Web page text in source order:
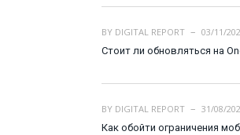
BY DIGITAL REPORT
03/11/
Стоит ли обновляться на
BY DIGITAL REPORT
31/08/
Как обойти ограничения